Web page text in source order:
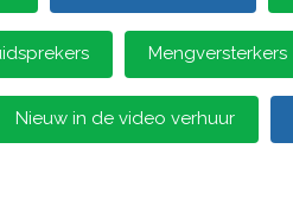
Mengversterkers
Nieuw in de video verhuur